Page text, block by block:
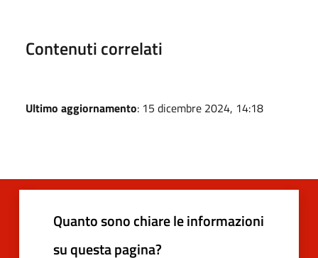
Contenuti correlati
Ultimo aggiornamento: 15 dicembre 2024, 14:18
Quanto sono chiare le informazioni
su questa pagina?